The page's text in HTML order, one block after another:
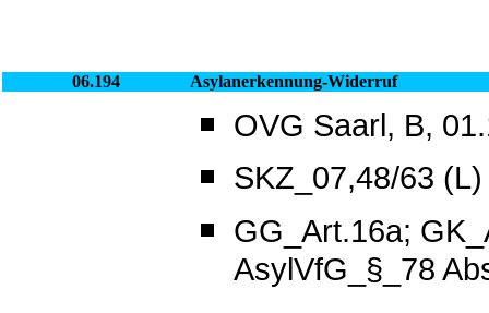
06.194 Asylanerkennung-Widerruf
OVG Saarl, B,
SKZ_07,48/63
GG_Art.16a;
AsylVfG_§_78